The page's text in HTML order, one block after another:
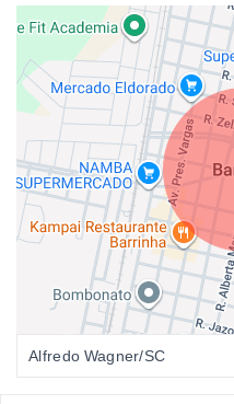
Alfredo Wagner/SC